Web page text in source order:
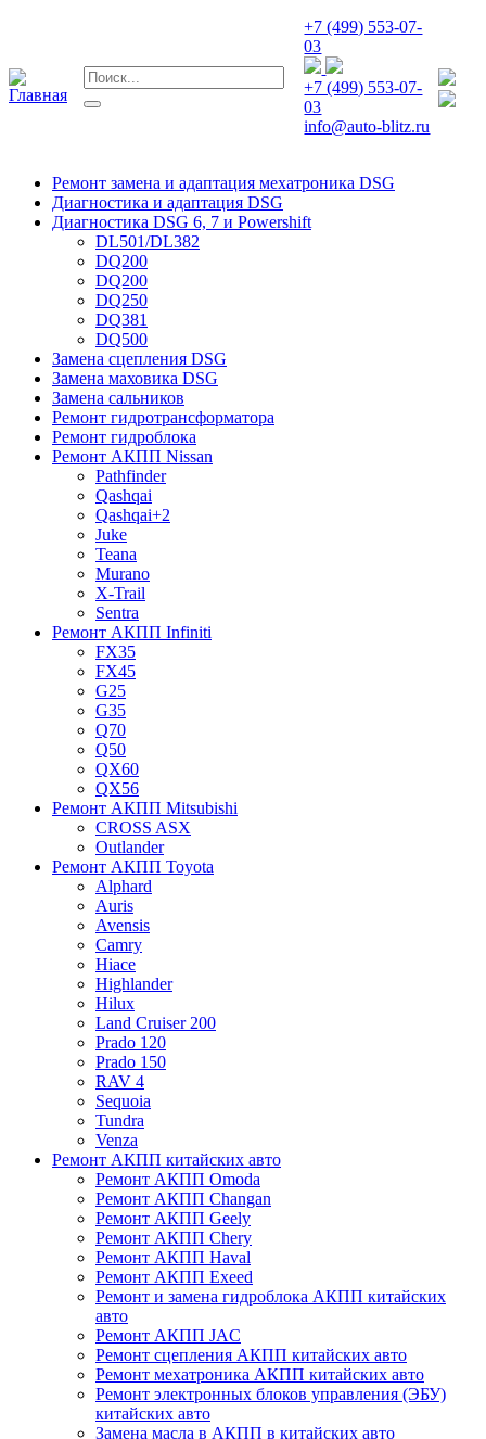
+7 (499) 553-07-
03
+7 (499) 553-07-
03
info@auto-blitz.ru
Ремонт замена и адаптация мехатроника DSG
Диагностика и адаптация DSG
Диагностика DSG 6, 7 и Powershift
DL501/DL382
DQ200
DQ200
DQ250
DQ381
DQ500
Замена сцепления DSG
Замена маховика DSG
Замена сальников
Ремонт гидротрансформатора
Ремонт гидроблока
Ремонт АКПП Nissan
Pathfinder
Qashqai
Qashqai+2
Juke
Teana
Murano
X-Trail
Sentra
Ремонт АКПП Infiniti
FX35
FX45
G25
G35
Q70
Q50
QX60
QX56
Ремонт АКПП Mitsubishi
CROSS ASX
Outlander
Ремонт АКПП Toyota
Alphard
Auris
Avensis
Camry
Hiace
Highlander
Hilux
Land Cruiser 200
Prado 120
Prado 150
RAV 4
Sequoia
Tundra
Venza
Ремонт АКПП китайских авто
Ремонт АКПП Omoda
Ремонт АКПП Changan
Ремонт АКПП Geely
Ремонт АКПП Chery
Ремонт АКПП Haval
Ремонт АКПП Exeed
Ремонт и замена гидроблока АКПП китайских
авто
Ремонт АКПП JAC
Ремонт сцепления АКПП китайских авто
Ремонт мехатроника АКПП китайских авто
Ремонт электронных блоков управления (ЭБУ)
китайских авто
Замена масла в АКПП в китайских авто